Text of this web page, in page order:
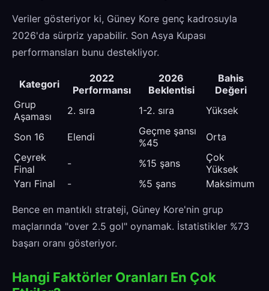
Veriler gösteriyor ki, Güney Kore genç kadrosuyla
2026'da sürpriz yapabilir. Son Asya Kupası
performansları bunu destekliyor.
Kategori
2022
Performansı
2026
Beklentisi
Bahis
Değeri
Grup
Aşaması
2. sıra 1-2. sıra Yüksek
Son 16 Elendi
Geçme şansı
%45
Orta
Çeyrek
Final
- %15 şans
Çok
Yüksek
Yarı Final
- %5 şans Maksimum
Bence en mantıklı strateji, Güney Kore'nin grup
maçlarında "over 2.5 gol" oynamak. İstatistikler %73
başarı oranı gösteriyor.
Hangi Faktörler Oranları En Çok